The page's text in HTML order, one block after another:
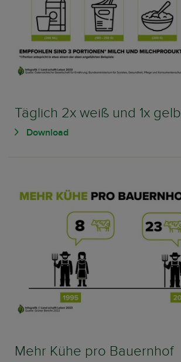
Täglich 2x weiß und 1x gelb
Download
Mehr Kühe pro Bauernhof